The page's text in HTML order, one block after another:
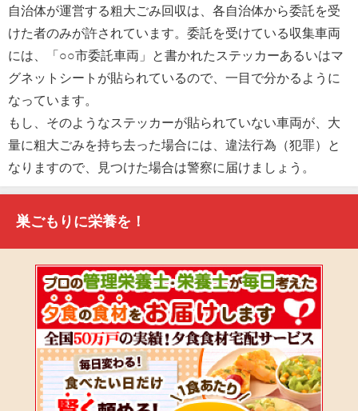
自治体が運営する粗大ごみ回収は、各自治体から委託を受
けた者のみが許されています。委託を受けている収集車両
には、「○○市委託車両」と書かれたステッカーあるいはマ
グネットシートが貼られているので、一目で分かるように
なっています。
もし、そのようなステッカーが貼られていない車両が、大
量に粗大ごみを持ち去った場合には、違法行為（犯罪）と
なりますので、見つけた場合は警察に届けましょう。
巣ごもりに栄養を！